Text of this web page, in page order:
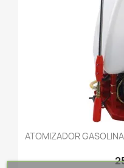
ATOMIZADOR